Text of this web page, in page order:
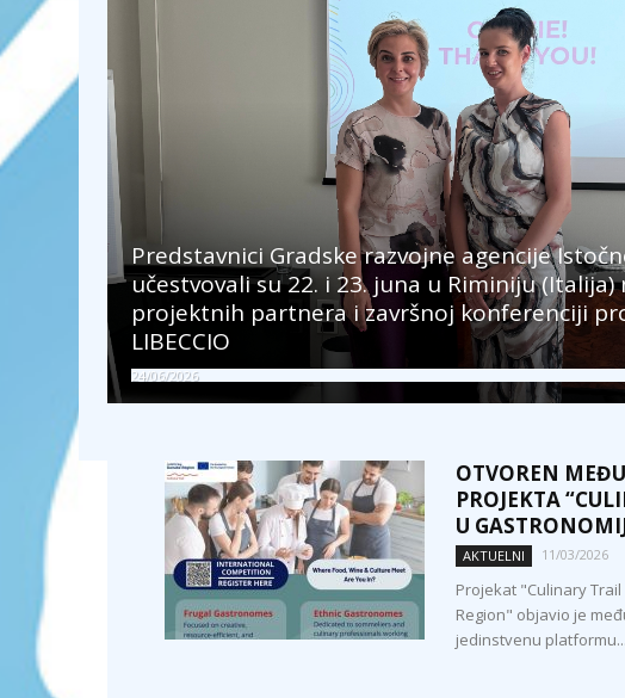
Predstavnici Gradske razvojne agencije
učestvovali su 22. i 23. juna u Riminiju (Italija)
projektnih partnera i završnoj konferenciji
LIBECCIO
24/06/2026
OTVOREN
PROJEKTA
U
AKTUELNI 11/03/2026
Projekat "Culinary
Region" objavio je
jedinstvenu platformu...